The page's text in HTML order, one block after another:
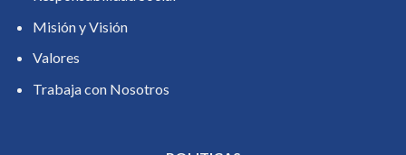
Misión y Visión
Valores
Trabaja con Nosotros